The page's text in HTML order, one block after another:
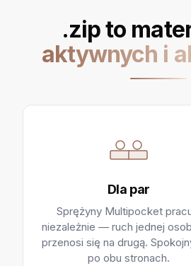
.zip to
aktywnych i
Dla par
Sprężyny Multipocket
niezależnie — ruch jednej
przenosi się na drugą.
po obu stronach.